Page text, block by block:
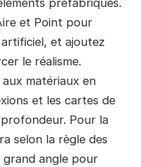
préfabriqués.
et Point pour
et ajoutez
le réalisme.
matériaux en
et les cartes de
Pour la
selon la règle des
grand angle pour